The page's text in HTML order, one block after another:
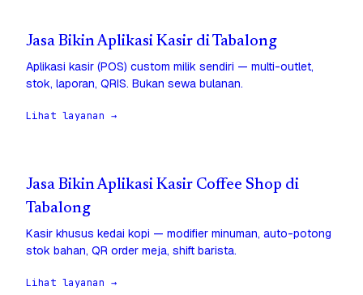
Jasa Bikin Aplikasi Kasir di Tabalong
Aplikasi kasir (POS) custom milik sendiri — multi-outlet,
stok, laporan, QRIS. Bukan sewa bulanan.
Lihat layanan →
Jasa Bikin Aplikasi Kasir Coffee Shop di
Tabalong
Kasir khusus kedai kopi — modifier minuman, auto-potong
stok bahan, QR order meja, shift barista.
Lihat layanan →